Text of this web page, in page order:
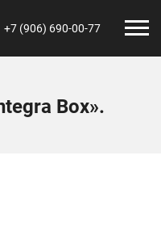
+7 (906) 690-00-77
Box».